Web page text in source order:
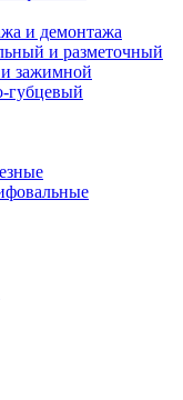
и демонтажа
и разметочный
зажимной
губцевый